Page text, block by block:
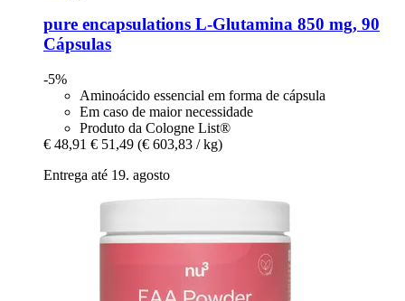
pure encapsulations L-​Glutamina 850 mg, 90
Cápsulas
-5%
Aminoácido essencial em forma de cápsula
Em caso de maior necessidade
Produto da Cologne List®
€ 48,91 € 51,49 (€ 603,83 / kg)
Entrega até 19. agosto